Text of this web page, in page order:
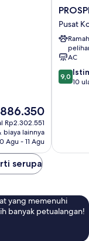
Rp2.302.551
biaya lainnya
Agu - 11 Agu
Pusat
Kota
Naples
Pusat
AC
9.0
dari
9,0
10
serupa
yang memenuhi
banyak petualangan!